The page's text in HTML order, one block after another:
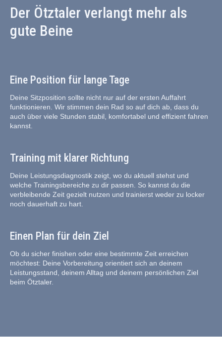
Der Ötztaler verlangt mehr als
gute Beine
Eine Position für lange Tage
Deine Sitzposition sollte nicht nur auf der ersten Auffahrt
funktionieren. Wir stimmen dein Rad so auf dich ab, dass du
auch über viele Stunden stabil, komfortabel und effizient fahren
kannst.
Training mit klarer Richtung
Deine Leistungsdiagnostik zeigt, wo du aktuell stehst und
welche Trainingsbereiche zu dir passen. So kannst du die
verbleibende Zeit gezielt nutzen und trainierst weder zu locker
noch dauerhaft zu hart.
Einen Plan für dein Ziel
Ob du sicher finishen oder eine bestimmte Zeit erreichen
möchtest: Deine Vorbereitung orientiert sich an deinem
Leistungsstand, deinem Alltag und deinem persönlichen Ziel
beim Ötztaler.